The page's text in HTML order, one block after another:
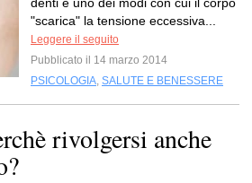
"scarica" la tensione eccessiva...
Leggere il seguito
Pubblicato il 14 marzo 2014
PSICOLOGIA, SALUTE E BENESSERE
rivolgersi anche